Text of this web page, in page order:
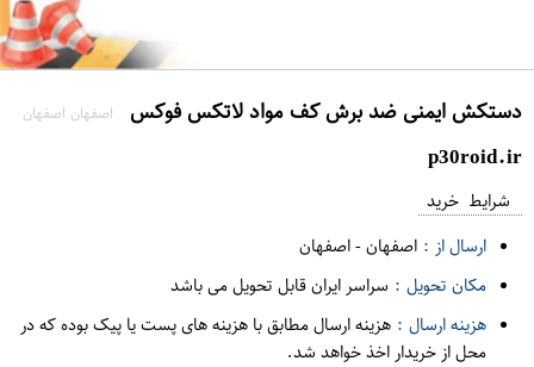
دستکش ایمنی ضد برش کف مواد لاتکس فوکس اصفهان اصفهان
p30roid.ir
شرایط خرید
ارسال از : اصفهان-اصفهان
مکان تحویل : سراسر ایران قابل تحویل می باشد
هزینه ارسال : هزینه ارسال مطابق با هزینه های پست یا پیک بوده که در
محل از خریدار اخذ خواهد شد.